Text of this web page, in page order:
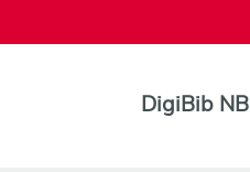
DigiBib NB